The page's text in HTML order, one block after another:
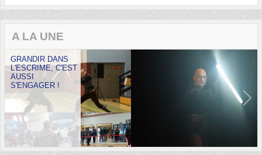
A LA UNE
GRANDIR DANS
L'ESCRIME, C'EST
AUSSI
S'ENGAGER !
Previous Next